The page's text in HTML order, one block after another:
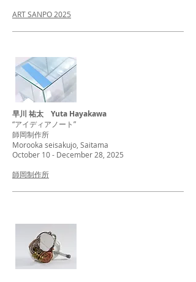
ART SANPO 2025
早川 祐太 Yuta Hayakawa
“アイディアノート”
師岡制作所
Morooka seisakujo, Saitama
October 10 - December 28, 2025
師岡制作所